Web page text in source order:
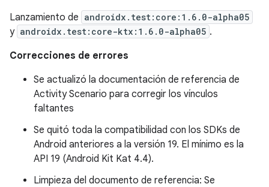
Lanzamiento de androidx.test:core:1.6.0-alpha05
y androidx.test:core-ktx:1.6.0-alpha05 .
Correcciones de errores
Se actualizó la documentación de referencia de
Activity Scenario para corregir los vínculos
faltantes
Se quitó toda la compatibilidad con los SDKs de
Android anteriores a la versión 19. El mínimo es la
API 19 (Android Kit Kat 4.4).
Limpieza del documento de referencia: Se